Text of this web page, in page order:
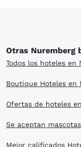
Otras Nuremberg
Todos los hoteles en
Boutique Hoteles en
Ofertas de hoteles
Se aceptan
Mejor calificados